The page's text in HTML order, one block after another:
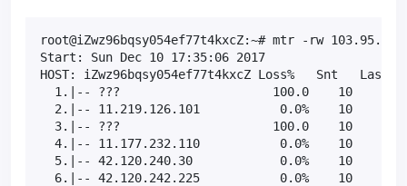
root@iZwz96bqsy054ef77t4kxcZ:~# mtr -rw
Start: Sun Dec 10 17:35:06 2017
HOST: iZwz96bqsy054ef77t4kxcZ Loss%   Snt   Last
1.|-- ???                     100.0    10
2.|-- 11.219.126.101           0.0%    10
3.|-- ???                     100.0    10
4.|-- 11.177.232.110           0.0%    10
5.|-- 42.120.240.30            0.0%    10
6.|-- 42.120.242.225           0.0%    10